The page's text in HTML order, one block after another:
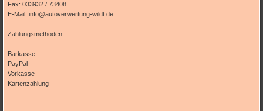
Fax: 033932 / 73408
E-Mail: info@autoverwertung-wildt.de
Zahlungsmethoden:
Barkasse
PayPal
Vorkasse
Kartenzahlung